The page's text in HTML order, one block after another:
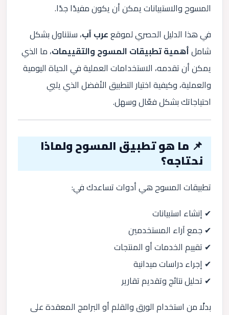
المسوح والاستبيانات يمكن أن يكون مفيدًا جدًا.
في هذا الدليل الحصري لموقععرب آب، سنتناول بشكل
شاملأهمية تطبيقات المسوح والتقييمات، ما الذي
يمكن أن تقدمه، الاستخدامات العملية في الحياة اليومية
والعملية، وكيفية اختيار التطبيق الأفضل الذي يلبي
احتياجاتك بشكل فعّال وسهل.
📌 ما هو تطبيق المسوح ولماذا
نحتاجه؟
تطبيقات المسوح هي أدوات تساعدك في:
✔ إنشاء استبيانات
✔ جمع آراء المستخدمين
✔ تقييم الخدمات أو المنتجات
✔ إجراء دراسات ميدانية
✔ تحليل نتائج وتقديم تقارير
بدلًا من استخدام الورق والقلم أو البرامج المعقدة على